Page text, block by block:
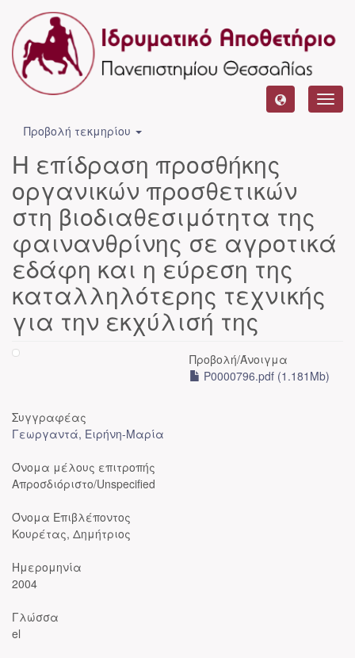
Προβολή τεκμηρίου
Η επίδραση προσθήκης
οργανικών προσθετικών
στη βιοδιαθεσιμότητα της
φαινανθρίνης σε αγροτικά
εδάφη και η εύρεση της
καταλληλότερης τεχνικής
για την εκχύλισή της
Προβολή/Άνοιγμα
P0000796.pdf (1.181Mb)
Συγγραφέας
Γεωργαντά, Ειρήνη-Μαρία
Όνομα μέλους επιτροπής
Απροσδιόριστο/Unspecified
Όνομα Επιβλέποντος
Κουρέτας, Δημήτριος
Ημερομηνία
2004
Γλώσσα
el